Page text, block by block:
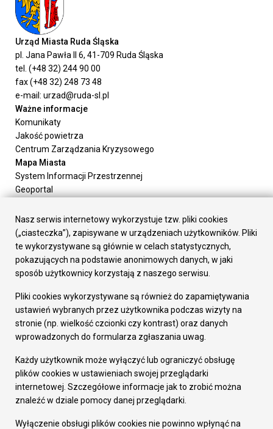
Urząd Miasta Ruda Śląska
pl. Jana Pawła II 6, 41-709 Ruda Śląska
tel. (+48 32) 244 90 00
fax (+48 32) 248 73 48
e-mail: urzad@ruda-sl.pl
Ważne informacje
Komunikaty
Jakość powietrza
Centrum Zarządzania Kryzysowego
Mapa Miasta
System Informacji Przestrzennej
Geoportal
Załatw sprawę
Prezydent Miasta
Rada Miasta
Wydziały
Elektroniczna Skrzynka Podawcza
Gospodarka
Fundusze europejskie
Środki krajowe
Oferty inwestycyjne
Pozostałe
Deklaracja dostępności
Dane osobowe
Dodaj opinię o witrynie
Nasz serwis internetowy wykorzystuje tzw. pliki cookies
(„ciasteczka”), zapisywane w urządzeniach użytkowników. Pliki
te wykorzystywane są głównie w celach statystycznych,
pokazujących na podstawie anonimowych danych, w jaki
sposób użytkownicy korzystają z naszego serwisu.
Pliki cookies wykorzystywane są również do zapamiętywania
ustawień wybranych przez użytkownika podczas wizyty na
stronie (np. wielkość czcionki czy kontrast) oraz danych
wprowadzonych do formularza zgłaszania uwag.
Każdy użytkownik może wyłączyć lub ograniczyć obsługę
plików cookies w ustawieniach swojej przeglądarki
internetowej. Szczegółowe informacje jak to zrobić można
znaleźć w dziale pomocy danej przeglądarki.
Wyłączenie obsługi plików cookies nie powinno wpłynąć na